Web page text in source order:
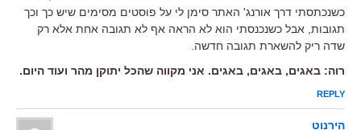
כשנכתסתי דרך אורנג' האתר סימן לי על פוסטים מסימים שיש כך וכך
תגובות, אבל כשנכנסתי הוא לא הראה אף לא תגובה אחת אלא רק
שדה ריק להשארת תגובה חדשה.
רוה: באגים, באגים, באגים. אני מקווה שהכל יתוקן מהר ועוד היום.
REPLY
הירנוט